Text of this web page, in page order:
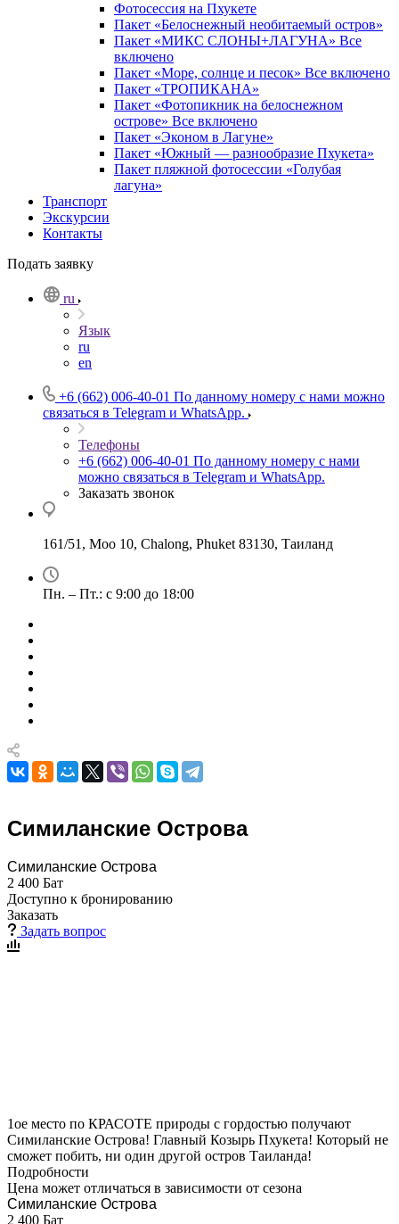
Фотоcессия на Пхукете
Пакет «Белоснежный необитаемый остров»
Пакет «МИКС СЛОНЫ+ЛАГУНА» Все
включено
Пакет «Море, солнце и песок» Все включено
Пакет «ТРОПИКАНА»
Пакет «Фотопикник на белоснежном
острове» Все включено
Пакет «Эконом в Лагуне»
Пакет «Южный — разнообразие Пхукета»
Пакет пляжной фотосессии «Голубая
лагуна»
Транспорт
Экскурсии
Контакты
Подать заявку
ru
Язык
ru
en
+6 (662) 006-40-01 По данному номеру с нами можно
связаться в Telegram и WhatsApp.
Телефоны
+6 (662) 006-40-01 По данному номеру с нами
можно связаться в Telegram и WhatsApp.
Заказать звонок
161/51, Moo 10, Chalong, Phuket 83130, Таиланд
Пн. – Пт.: с 9:00 до 18:00
Симиланские Острова
Симиланские Острова
2 400 Бат
Доступно к бронированию
Заказать
Задать вопрос
1ое место по КРАСОТЕ природы с гордостью получают
Симиланские Острова! Главный Козырь Пхукета! Который не
сможет побить, ни один другой остров Таиланда!
Подробности
Цена может отличаться в зависимости от сезона
Симиланские Острова
2 400 Бат